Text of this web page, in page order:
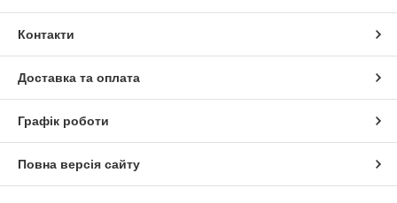
Контакти
Доставка та оплата
Графік роботи
Повна версія сайту